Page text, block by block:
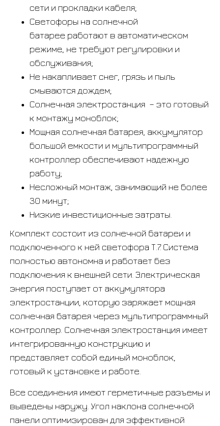
сети и прокладки кабеля;
Светофоры на солнечной
батарее работают в автоматическом
режиме, не требуют регулировки и
обслуживания;
Не накапливает снег, грязь и пыль
смываются дождем;
Солнечная электростанция – это готовый
к монтажу моноблок;
Мощная солнечная батарея, аккумулятор
большой емкости и мультипрограммный
контроллер обеспечивают надежную
работу;
Несложный монтаж, занимающий не более
30 минут;
Низкие инвестиционные затраты.
Комплект состоит из солнечной батареи и
подключенного к ней светофора Т.7. Система
полностью автономна и работает без
подключения к внешней сети. Электрическая
энергия поступает от аккумулятора
электростанции, которую заряжает мощная
солнечная батарея через мультипрограммный
контроллер. Солнечная электростанция имеет
интегрированную конструкцию и
представляет собой единый моноблок,
готовый к установке и работе.
Все соединения имеют герметичные разъемы и
выведены наружу. Угол наклона солнечной
панели оптимизирован для эффективной